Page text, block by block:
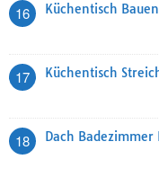
16 Küchentisch
17 Küchentisch
18 Dach Badezimmer